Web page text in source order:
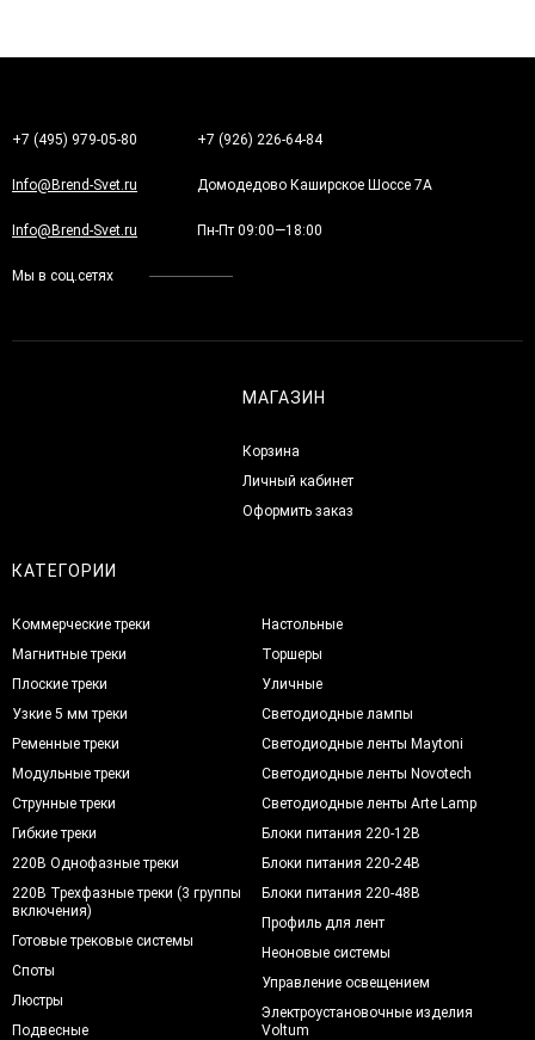
+7 (495) 979-05-80 +7 (926) 226-64-84
Info@Brend-Svet.ru Домодедово Каширское Шоссе 7А
Info@Brend-Svet.ru Пн-Пт 09:00—18:00
Мы в соц.сетях
МАГАЗИН
Корзина
Личный кабинет
Оформить заказ
КАТЕГОРИИ
Коммерческие треки
Магнитные треки
Плоские треки
Узкие 5 мм треки
Ременные треки
Модульные треки
Струнные треки
Гибкие треки
220В Однофазные треки
220В Трехфазные треки (3 группы
включения)
Готовые трековые системы
Споты
Люстры
Подвесные
Настольные
Торшеры
Уличные
Светодиодные лампы
Светодиодные ленты Maytoni
Светодиодные ленты Novotech
Светодиодные ленты Arte Lamp
Блоки питания 220-12В
Блоки питания 220-24В
Блоки питания 220-48В
Профиль для лент
Неоновые системы
Управление освещением
Электроустановочные изделия
Voltum